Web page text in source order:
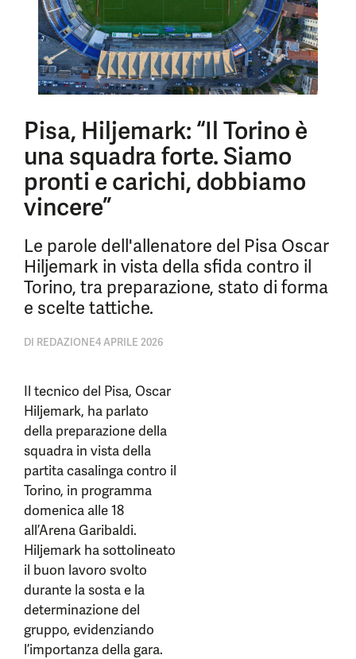
Pisa, Hiljemark: “Il Torino è
una squadra forte. Siamo
pronti e carichi, dobbiamo
vincere”
Le parole dell'allenatore del Pisa Oscar
Hiljemark in vista della sfida contro il
Torino, tra preparazione, stato di forma
e scelte tattiche.
DI REDAZIONE4 APRILE 2026
Il tecnico del Pisa, Oscar
Hiljemark, ha parlato
della preparazione della
squadra in vista della
partita casalinga contro il
Torino, in programma
domenica alle 18
all’Arena Garibaldi.
Hiljemark ha sottolineato
il buon lavoro svolto
durante la sosta e la
determinazione del
gruppo, evidenziando
l’importanza della gara.